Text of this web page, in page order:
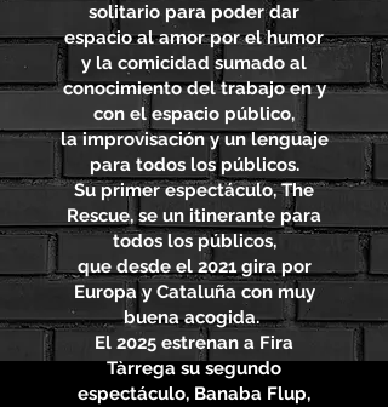
solitario para poder dar
espacio al amor por el humor
y la comicidad sumado al
conocimiento del trabajo en y
con el espacio público,
la improvisación y un lenguaje
para todos los públicos.
Su primer espectáculo, The
Rescue, se un itinerante para
todos los públicos,
que desde el 2021 gira por
Europa y Cataluña con muy
buena acogida.
El 2025 estrenan a Fira
Tàrrega su segundo
espectáculo, Banaba Flup,